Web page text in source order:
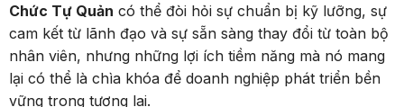
Chức Tự Quản có thể đòi hỏi sự chuẩn bị kỹ lưỡng, sự
cam kết từ lãnh đạo và sự sẵn sàng thay đổi từ toàn bộ
nhân viên, nhưng những lợi ích tiềm năng mà nó mang
lại có thể là chìa khóa để doanh nghiệp phát triển bền
vững trong tương lai.